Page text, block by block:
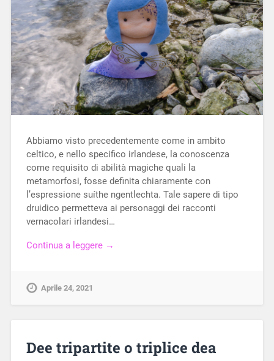
Abbiamo visto precedentemente come in ambito
celtico, e nello specifico irlandese, la conoscenza
come requisito di abilità magiche quali la
metamorfosi, fosse definita chiaramente con
l’espressione suíthe ngentlechta. Tale sapere di tipo
druidico permetteva ai personaggi dei racconti
vernacolari irlandesi…
Continua a leggere →
Aprile 24, 2021
Dee tripartite o triplice dea